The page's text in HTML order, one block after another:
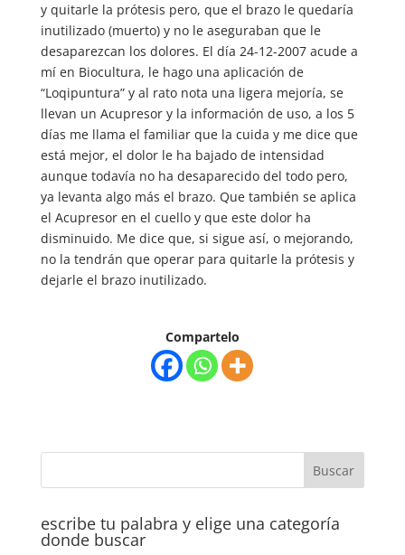
y quitarle la prótesis pero, que el brazo le quedaría
inutilizado (muerto) y no le aseguraban que le
desaparezcan los dolores. El día 24-12-2007 acude a
mí en Biocultura, le hago una aplicación de
“Loqipuntura” y al rato nota una ligera mejoría, se
llevan un Acupresor y la información de uso, a los 5
días me llama el familiar que la cuida y me dice que
está mejor, el dolor le ha bajado de intensidad
aunque todavía no ha desaparecido del todo pero,
ya levanta algo más el brazo. Que también se aplica
el Acupresor en el cuello y que este dolor ha
disminuido. Me dice que, si sigue así, o mejorando,
no la tendrán que operar para quitarle la prótesis y
dejarle el brazo inutilizado.
Compartelo
escribe tu palabra y elige una categoría
donde buscar